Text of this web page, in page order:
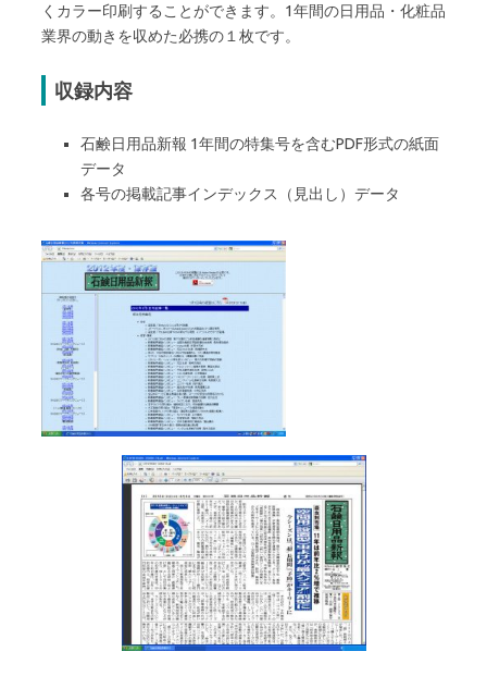
くカラー印刷することができます。1年間の日用品・化粧品
業界の動きを収めた必携の１枚です。
収録内容
石鹸日用品新報 1年間の特集号を含むPDF形式の紙面
データ
各号の掲載記事インデックス（見出し）データ